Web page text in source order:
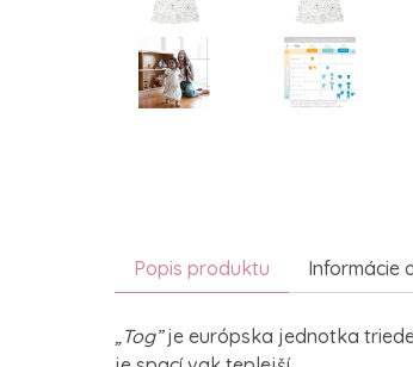
Popis produktu Informácie
„Tog”je európska jednotka